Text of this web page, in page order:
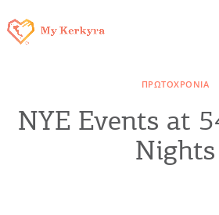
Αξιοθέατα, Αγορά
Διαμονή, Digital Nomads,
ΠΡΩΤΟΧΡΟΝΙΆ
NYE Events at
Nights